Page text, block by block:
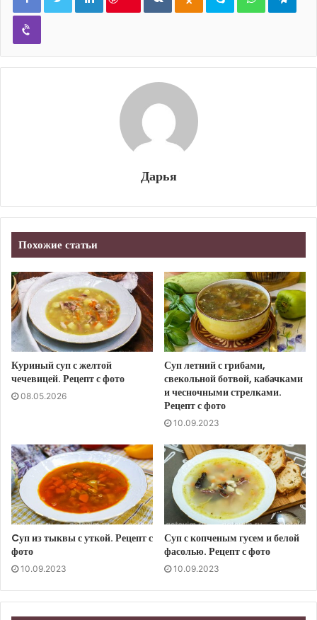
Viber
Дарья
Похожие статьи
Куриный суп с желтой
чечевицей. Рецепт с фото
08.05.2026
Суп летний с грибами,
свекольной ботвой, кабачками
и чесночными стрелками.
Рецепт с фото
10.09.2023
Cуп из тыквы с уткой. Рецепт с
фото
10.09.2023
Суп с копченым гусем и белой
фасолью. Рецепт с фото
10.09.2023